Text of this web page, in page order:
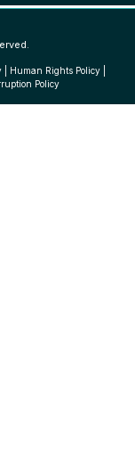
| Human Rights Policy|
Policy